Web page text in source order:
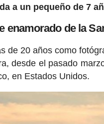
a un pequeño de 7
enamorado de la
de 20 años como
desde el pasado
en Estados Unidos.